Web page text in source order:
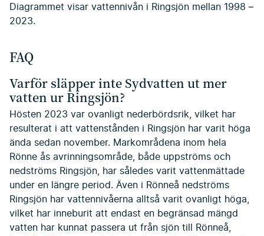
Diagrammet visar vattennivån i Ringsjön mellan 1998 –
2023.
FAQ
Varför släpper inte Sydvatten ut mer
vatten ur Ringsjön?
Hösten 2023 var ovanligt nederbördsrik, vilket har
resulterat i att vattenstånden i Ringsjön har varit höga
ända sedan november. Markområdena inom hela
Rönne ås avrinningsområde, både uppströms och
nedströms Ringsjön, har således varit vattenmättade
under en längre period. Även i Rönneå nedströms
Ringsjön har vattennivåerna alltså varit ovanligt höga,
vilket har inneburit att endast en begränsad mängd
vatten har kunnat passera ut från sjön till Rönneå,